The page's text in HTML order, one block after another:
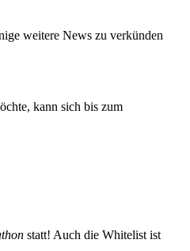
weitere News zu verkünden
kann sich bis zum
statt! Auch die Whitelist ist